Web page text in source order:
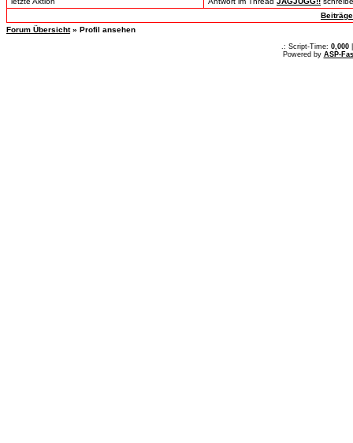
Forum Übersicht» Profil ansehen
.: Script-Time: 0,000
Powered by ASP-